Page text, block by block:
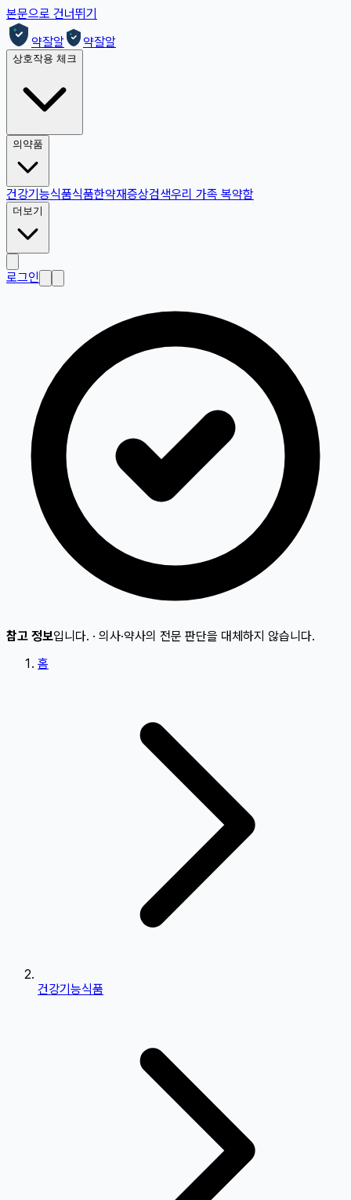
본문으로 건너뛰기
약잘알
약잘알
상호작용 체크
의약품
건강기능식품식품한약재증상검색우리 가족 복약함
더보기
로그인
참고 정보입니다. · 의사·약사의 전문 판단을 대체하지 않습니다.
홈
건강기능식품